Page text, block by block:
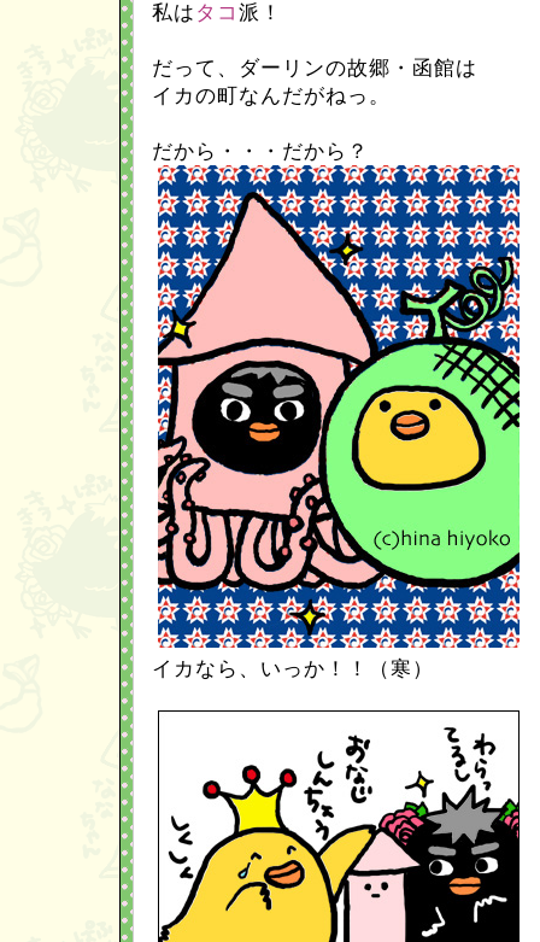
私は タコ 派！
だって、ダーリンの故郷・函館は
イカの町なんだがねっ。
だから・・・だから？
イカなら、いっか！！（寒）